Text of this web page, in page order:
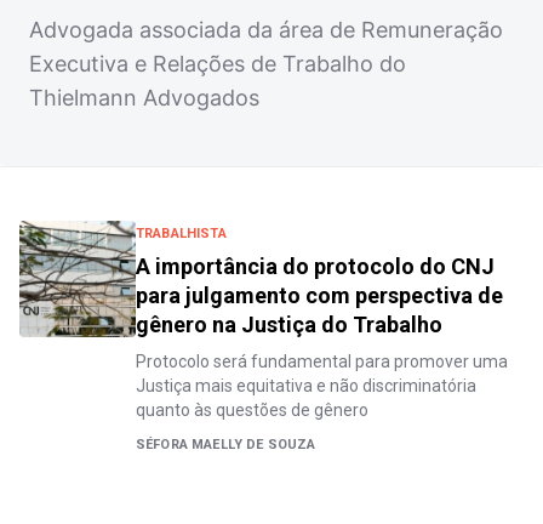
Advogada associada da área de Remuneração
Executiva e Relações de Trabalho do
Thielmann Advogados
TRABALHISTA
A importância do protocolo do CNJ
para julgamento com perspectiva de
gênero na Justiça do Trabalho
Protocolo será fundamental para promover uma
Justiça mais equitativa e não discriminatória
quanto às questões de gênero
SÉFORA MAELLY DE SOUZA